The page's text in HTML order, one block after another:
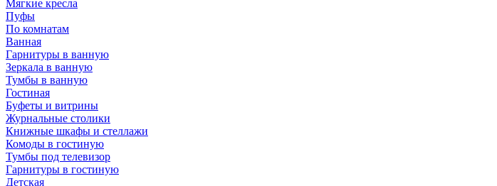
Мягкие кресла
Пуфы
По комнатам
Ванная
Гарнитуры в ванную
Зеркала в ванную
Тумбы в ванную
Гостиная
Буфеты и витрины
Журнальные столики
Книжные шкафы и стеллажи
Комоды в гостиную
Тумбы под телевизор
Гарнитуры в гостиную
Детская